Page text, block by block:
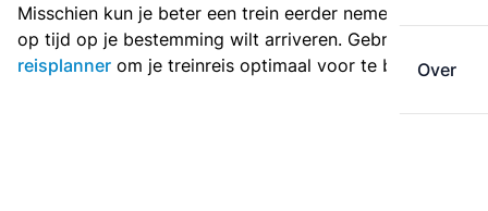
Over
Misschien kun je beter een trein eerder nemen als je
op tijd op je bestemming wilt arriveren. Gebruik de
reisplanner om je treinreis optimaal voor te bereiden.